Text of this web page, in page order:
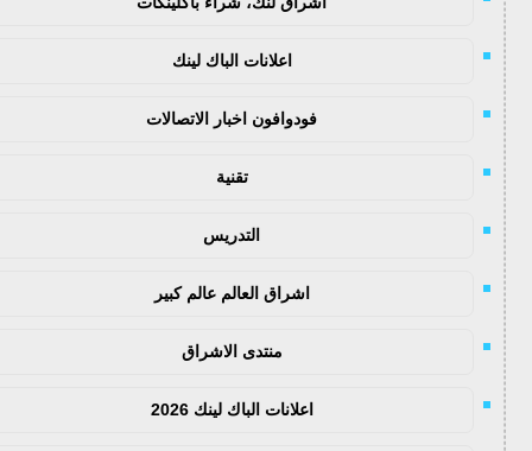
اعلانات الباك لينك
فودوافون اخبار الاتصالات
تقنية
التدريس
اشراق العالم عالم كبير
منتدى الاشراق
اعلانات الباك لينك 2026